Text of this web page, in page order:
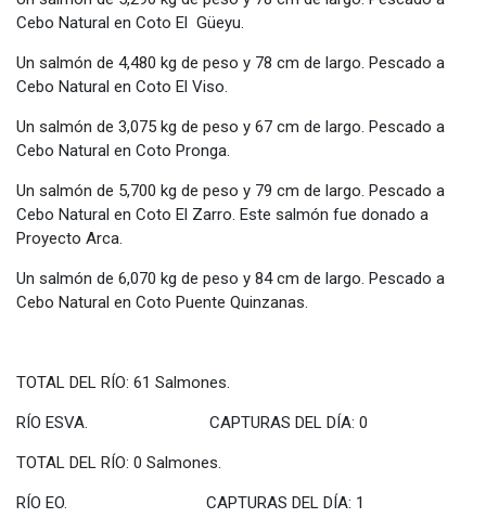
Cebo Natural en Coto El Güeyu.
Un salmón de 4,480 kg de peso y 78 cm de largo. Pescado a
Cebo Natural en Coto El Viso.
Un salmón de 3,075 kg de peso y 67 cm de largo. Pescado a
Cebo Natural en Coto Pronga.
Un salmón de 5,700 kg de peso y 79 cm de largo. Pescado a
Cebo Natural en Coto El Zarro. Este salmón fue donado a
Proyecto Arca.
Un salmón de 6,070 kg de peso y 84 cm de largo. Pescado a
Cebo Natural en Coto Puente Quinzanas.
TOTAL DEL RÍO: 61 Salmones.
RÍO ESVA. CAPTURAS DEL DÍA: 0
TOTAL DEL RÍO: 0 Salmones.
RÍO EO. CAPTURAS DEL DÍA: 1